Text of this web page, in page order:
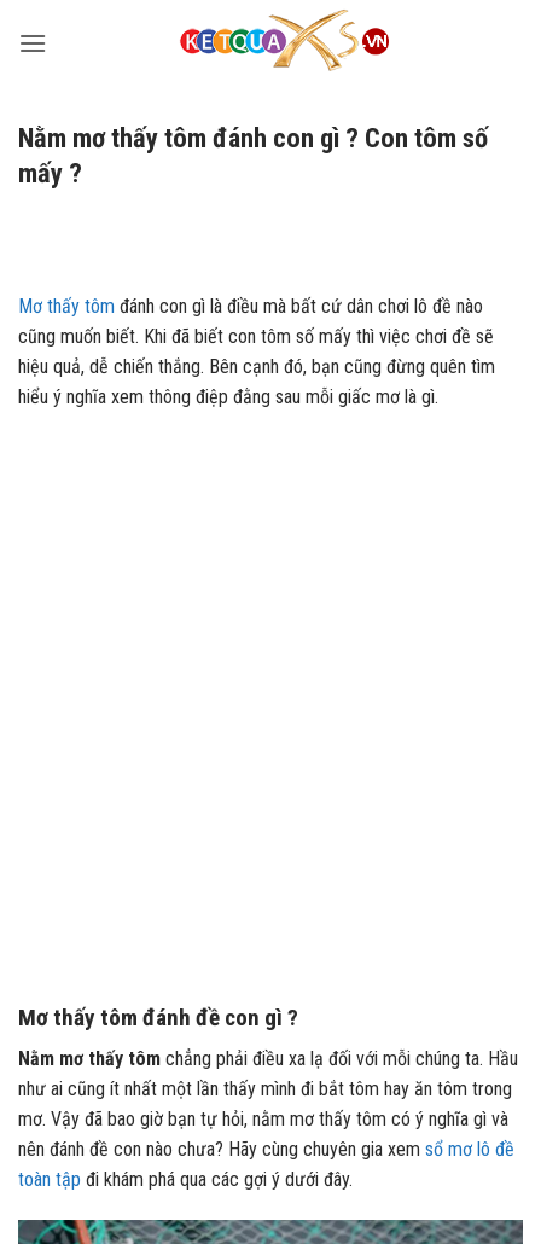
qua
Nằm mơ thấy tôm đánh con gì ? Con tôm số
mấy ?
Mơ thấy tôm đánh con gì là điều mà bất cứ dân chơi lô đề nào
cũng muốn biết. Khi đã biết con tôm số mấy thì việc chơi đề sẽ
hiệu quả, dễ chiến thắng. Bên cạnh đó, bạn cũng đừng quên tìm
hiểu ý nghĩa xem thông điệp đằng sau mỗi giấc mơ là gì.
Mơ thấy tôm đánh đề con gì ?
Nằm mơ thấy tôm chẳng phải điều xa lạ đối với mỗi chúng ta. Hầu
như ai cũng ít nhất một lần thấy mình đi bắt tôm hay ăn tôm trong
mơ. Vậy đã bao giờ bạn tự hỏi, nằm mơ thấy tôm có ý nghĩa gì và
nên đánh đề con nào chưa? Hãy cùng chuyên gia xem sổ mơ lô đề
toàn tập đi khám phá qua các gợi ý dưới đây.